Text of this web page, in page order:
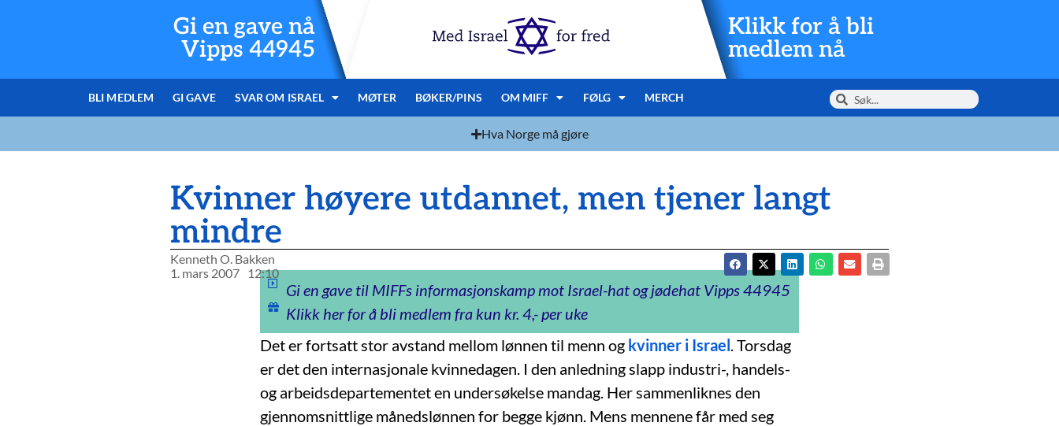
Gi en gave nå
Vipps 44945
Klikk for å bli
medlem nå
BLI MEDLEM GI GAVE SVAR OM ISRAEL MØTER BØKER/PINS OM MIFF FØLG MERCH
Hva Norge må gjøre
Kvinner høyere utdannet, men tjener langt
mindre
Kenneth O. Bakken
1. mars 2007
12:10
Gi en gave til MIFFs informasjonskamp mot Israel-hat og jødehat Vipps 44945
Klikk her for å bli medlem fra kun kr. 4,- per uke
Det er fortsatt stor avstand mellom lønnen til menn og kvinner i Israel. Torsdag
er det den internasjonale kvinnedagen. I den anledning slapp industri-, handels-
og arbeidsdepartementet en undersøkelse mandag. Her sammenliknes den
gjennomsnittlige månedslønnen for begge kjønn. Mens mennene får med seg